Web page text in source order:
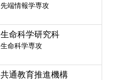
先端情報学専攻
生命科学研究科
生命科学専攻
共通教育推進機構